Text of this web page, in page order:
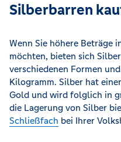
Silberbarren
Wenn Sie höhere Beträge
möchten, bieten sich
verschiedenen Formen
Kilogramm. Silber hat
Gold und wird folglich in
die Lagerung von Silber
Schließfach bei Ihrer